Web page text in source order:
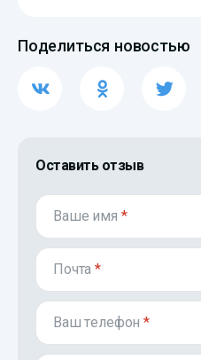
Поделиться новостью
Оставить отзыв
Ваше имя *
Почта*
Ваш телефон*